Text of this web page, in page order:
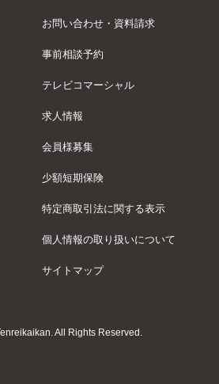
お問い合わせ・資料請求
事前相談予約
テレビコマーシャル
求人情報
会員様募集
少額短期保険
特定商取引法に関する表示
個人情報の取り扱いについて
サイトマップ
All Rights Reserved.